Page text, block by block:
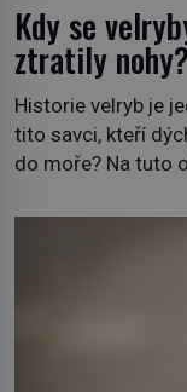
Kdy se
ztratily
Historie velryb je
tito savci, kteří
do moře? Na tuto
premiéru ve